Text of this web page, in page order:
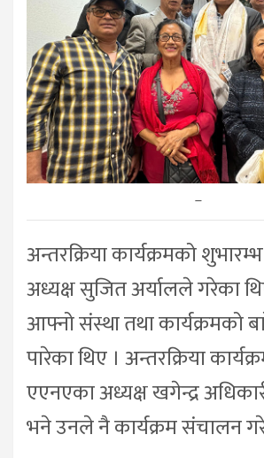
–
अन्तरक्रिया कार्यक्रमको
अध्यक्ष सुजित अर्यालले गरेका
आफ्नो संस्था तथा कार्यक्रमको
पारेका थिए । अन्तरक्रिया
एएनएका अध्यक्ष खगेन्द्र
भने उनले नै कार्यक्रम संचालन